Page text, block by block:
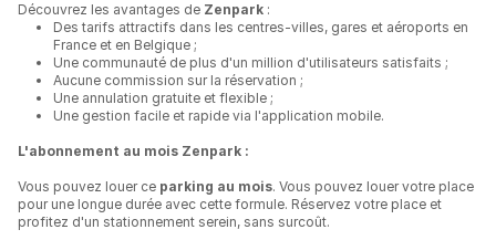
Découvrez les avantages de Zenpark :
Des tarifs attractifs dans les centres-villes, gares et aéroports en
France et en Belgique ;
Une communauté de plus d'un million d'utilisateurs satisfaits ;
Aucune commission sur la réservation ;
Une annulation gratuite et flexible ;
Une gestion facile et rapide via l'application mobile.
L'abonnement au mois Zenpark :
Vous pouvez louer ce parking au mois. Vous pouvez louer votre place
pour une longue durée avec cette formule. Réservez votre place et
profitez d'un stationnement serein, sans surcoût.